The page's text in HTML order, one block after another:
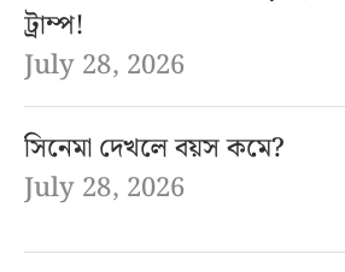
ট্রাম্প!
July 28, 2026
সিনেমা দেখলে বয়স কমে?
July 28, 2026